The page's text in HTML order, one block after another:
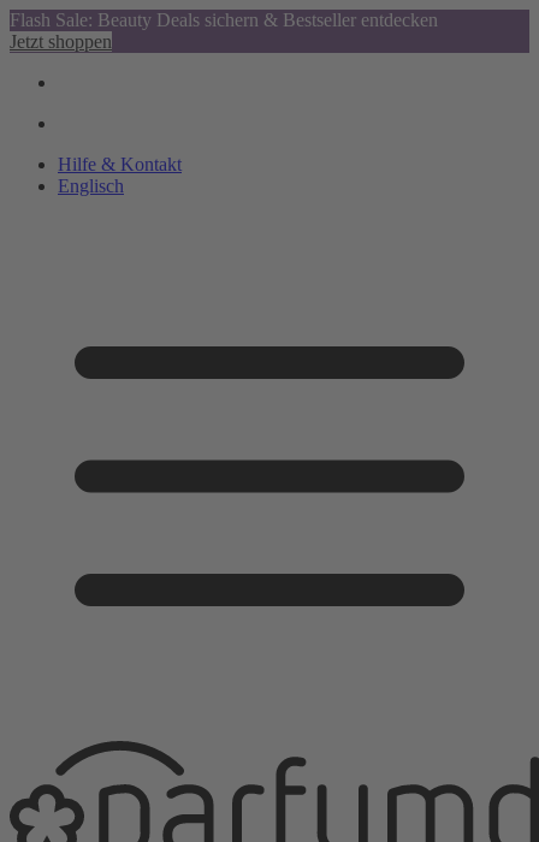
Flash Sale: Beauty Deals sichern & Bestseller entdecken
Jetzt shoppen
Hilfe & Kontakt
Englisch